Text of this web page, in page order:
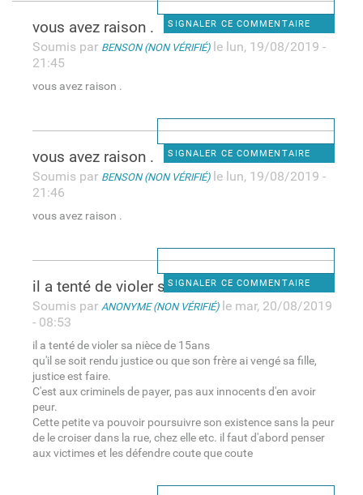
SIGNALER CE COMMENTAIRE
vous avez raison .
Soumis par BENSON (NON VÉRIFIÉ)le lun, 19/08/2019 -
21:45
vous avez raison .
SIGNALER CE COMMENTAIRE
vous avez raison .
Soumis par BENSON (NON VÉRIFIÉ)le lun, 19/08/2019 -
21:46
vous avez raison .
SIGNALER CE COMMENTAIRE
il a tenté de violer sa nièce
Soumis par ANONYME (NON VÉRIFIÉ)le mar, 20/08/2019
- 08:53
il a tenté de violer sa nièce de 15ans
qu'il se soit rendu justice ou que son frère ai vengé sa fille,
justice est faire.
C'est aux criminels de payer, pas aux innocents d'en avoir
peur.
Cette petite va pouvoir poursuivre son existence sans la peur
de le croiser dans la rue, chez elle etc. il faut d'abord penser
aux victimes et les défendre coute que coute